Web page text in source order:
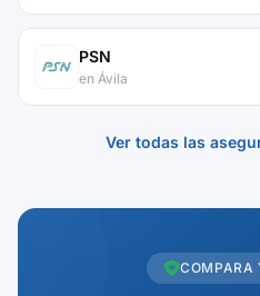
PSN
en Ávila
Ver todas las
COMPARA